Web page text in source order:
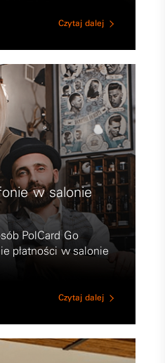
Czytaj dalej
w salonie
PolCard Go
płatności w salonie
Czytaj dalej